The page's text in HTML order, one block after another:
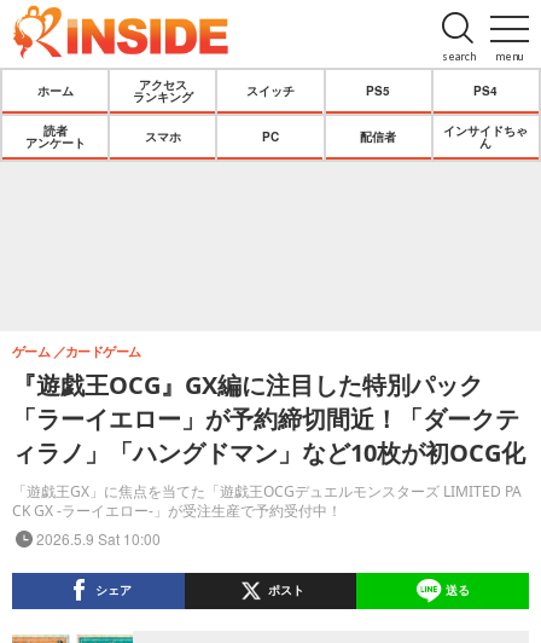
menu
search
ホーム
アクセス
ランキング
スイッチ PS5 PS4
読者
アンケート
スマホ PC 配信者
インサイドちゃ
ん
『遊戯王OCG』GX編に注目した特別パック
「ラーイエロー」が予約締切間近！「ダークテ
ィラノ」「ハングドマン」など10枚が初OCG化
「遊戯王GX」に焦点を当てた「遊戯王OCGデュエルモンスターズ LIMITED PA
CK GX -ラーイエロー-」が受注生産で予約受付中！
ゲーム カードゲーム
2026.5.9 Sat 10:00
シェア ポスト 送る